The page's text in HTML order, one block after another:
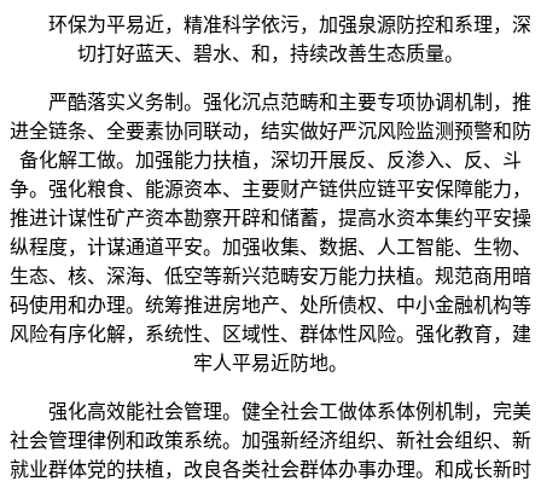
环保为平易近，精准科学依污，加强泉源防控和系理，深
切打好蓝天、碧水、和，持续改善生态质量。
严酷落实义务制。强化沉点范畴和主要专项协调机制，推
进全链条、全要素协同联动，结实做好严沉风险监测预警和防
备化解工做。加强能力扶植，深切开展反、反渗入、反、斗
争。强化粮食、能源资本、主要财产链供应链平安保障能力，
推进计谋性矿产资本勘察开辟和储蓄，提高水资本集约平安操
纵程度，计谋通道平安。加强收集、数据、人工智能、生物、
生态、核、深海、低空等新兴范畴安万能力扶植。规范商用暗
码使用和办理。统筹推进房地产、处所债权、中小金融机构等
风险有序化解，系统性、区域性、群体性风险。强化教育，建
牢人平易近防地。
强化高效能社会管理。健全社会工做体系体例机制，完美
社会管理律例和政策系统。加强新经济组织、新社会组织、新
就业群体党的扶植，改良各类社会群体办事办理。和成长新时